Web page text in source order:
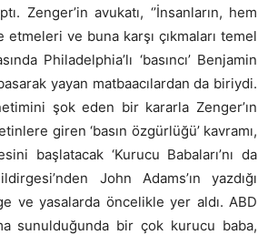
Zenger’in avukatı, ‘’İnsanların, hem
ve buna karşı çıkmaları temel
Philadelphia’lı ‘basıncı’ Benjamin
yayan matbaacılardan da biriydi.
şok eden bir kararla Zenger’ın
giren ‘basın özgürlüğü’ kavramı,
başlatacak ‘Kurucu Babaları’nı da
John Adams’ın yazdığı
ve yasalarda öncelikle yer aldı. ABD
sunulduğunda bir çok kurucu baba,